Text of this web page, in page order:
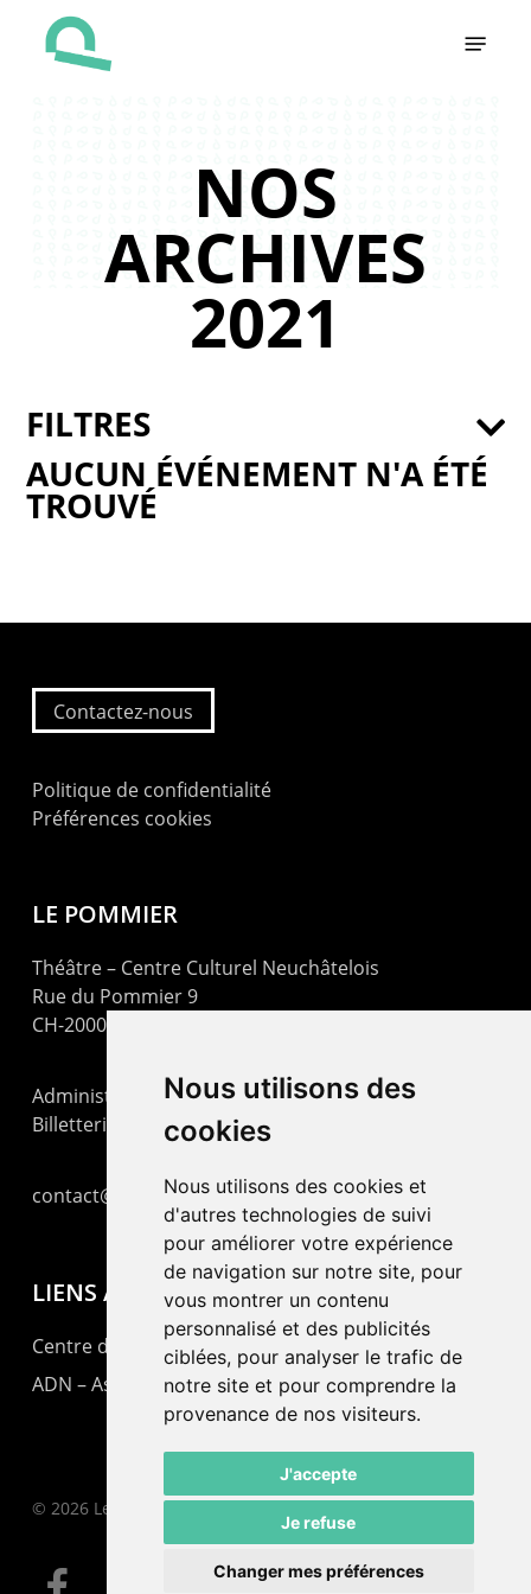
Nous utilisons des
cookies
Nous utilisons des cookies et
d'autres technologies de suivi
pour améliorer votre expérience
de navigation sur notre site, pour
vous montrer un contenu
personnalisé et des publicités
ciblées, pour analyser le trafic de
notre site et pour comprendre la
provenance de nos visiteurs.
J'accepte
Je refuse
Changer mes préférences
NOS
ARCHIVES
2021
AUCUN ÉVÉNEMENT N'A ÉTÉ
TROUVÉ
FILTRES
Contactez-nous
Politique de confidentialité
Préférences cookies
LE POMMIER
Théâtre – Centre Culturel Neuchâtelois
Rue du Pommier 9
CH-2000 Neuchâtel
Administration : +41 32 725 03 03
Billetterie : +41 32 725 05 05
contact@lepommier.ch
LIENS AMIS
Centre de culture ABC
ADN – Association Danse Neuchâtel
© 2026 Le Pommier.
facebook email